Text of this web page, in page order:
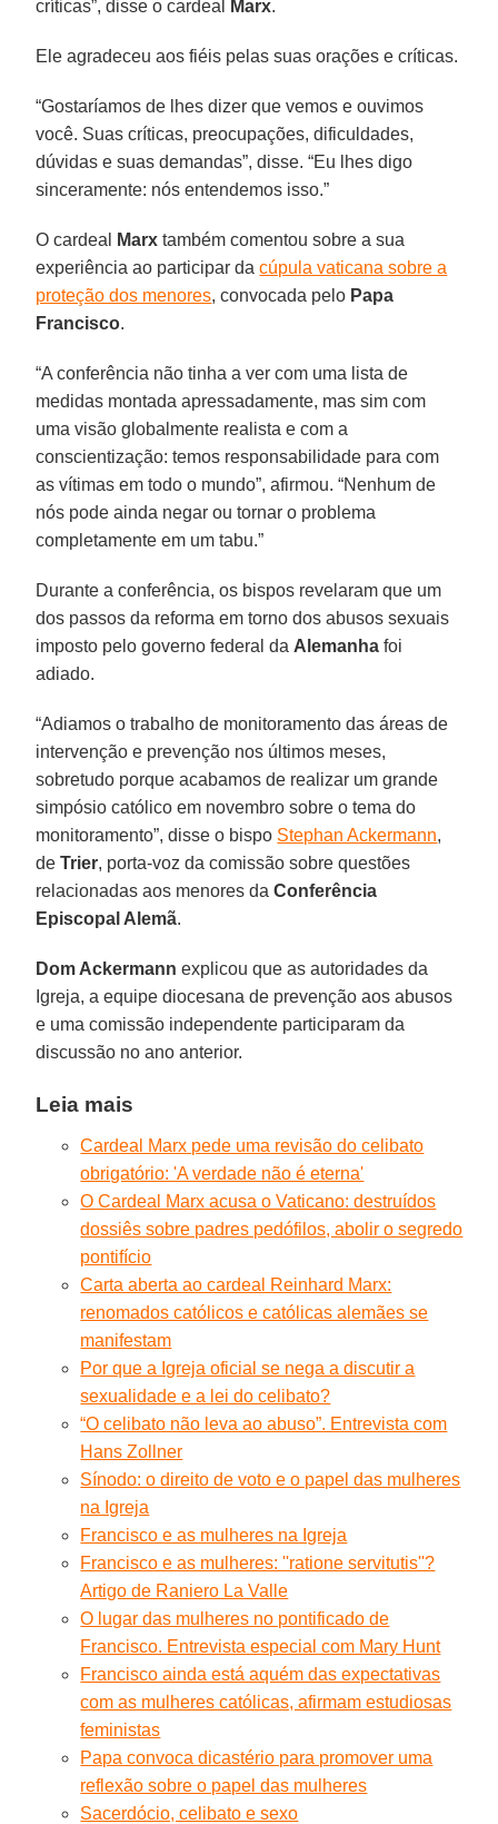
críticas”, disse o cardeal Marx.
Ele agradeceu aos fiéis pelas suas orações e críticas.
“Gostaríamos de lhes dizer que vemos e ouvimos
você. Suas críticas, preocupações, dificuldades,
dúvidas e suas demandas”, disse. “Eu lhes digo
sinceramente: nós entendemos isso.”
O cardeal Marx também comentou sobre a sua
experiência ao participar dacúpula vaticana sobre a
proteção dos menores, convocada pelo Papa
Francisco.
“A conferência não tinha a ver com uma lista de
medidas montada apressadamente, mas sim com
uma visão globalmente realista e com a
conscientização: temos responsabilidade para com
as vítimas em todo o mundo”, afirmou. “Nenhum de
nós pode ainda negar ou tornar o problema
completamente em um tabu.”
Durante a conferência, os bispos revelaram que um
dos passos da reforma em torno dos abusos sexuais
imposto pelo governo federal da Alemanha foi
adiado.
“Adiamos o trabalho de monitoramento das áreas de
intervenção e prevenção nos últimos meses,
sobretudo porque acabamos de realizar um grande
simpósio católico em novembro sobre o tema do
monitoramento”, disse o bispo Stephan Ackermann,
deTrier, porta-voz da comissão sobre questões
relacionadas aos menores daConferência
Episcopal Alemã.
Dom Ackermann explicou que as autoridades da
Igreja, a equipe diocesana de prevenção aos abusos
e uma comissão independente participaram da
discussão no ano anterior.
Leia mais
Cardeal Marx pede uma revisão do celibato
obrigatório: 'A verdade não é eterna'
O Cardeal Marx acusa o Vaticano: destruídos
dossiês sobre padres pedófilos, abolir o segredo
pontifício
Carta aberta ao cardeal Reinhard Marx:
renomados católicos e católicas alemães se
manifestam
Por que a Igreja oficial se nega a discutir a
sexualidade e a lei do celibato?
“O celibato não leva ao abuso”. Entrevista com
Hans Zollner
Sínodo: o direito de voto e o papel das mulheres
na Igreja
Francisco e as mulheres na Igreja
Francisco e as mulheres: ''ratione servitutis''?
Artigo de Raniero La Valle
O lugar das mulheres no pontificado de
Francisco. Entrevista especial com Mary Hunt
Francisco ainda está aquém das expectativas
com as mulheres católicas, afirmam estudiosas
feministas
Papa convoca dicastério para promover uma
reflexão sobre o papel das mulheres
Sacerdócio, celibato e sexo